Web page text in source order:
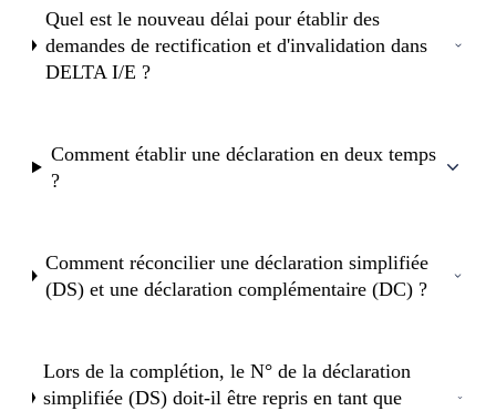
Quel est le nouveau délai pour établir des
demandes de rectification et d'invalidation dans
DELTA I/E ?
Comment établir une déclaration en deux temps
?
Comment réconcilier une déclaration simplifiée
(DS) et une déclaration complémentaire (DC) ?
Lors de la complétion, le N° de la déclaration
simplifiée (DS) doit-il être repris en tant que